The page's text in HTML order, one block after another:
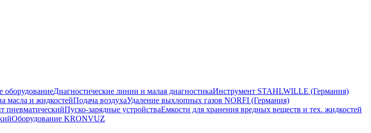
оборудованиеДиагностические линии и малая диагностикаИнструмент STAHLWILLE (Германия)
масла и жидкостейПодача воздухаУдаление выхлопных газов NORFI (Германия)
пневматическийПуско-зарядные устройстваЕмкости для хранения вредных веществ и тех. жидкостей
Оборудование KRONVUZ